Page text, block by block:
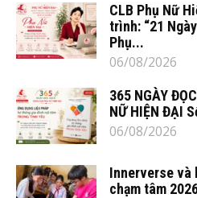
CLB Phụ Nữ
trình: “21
Phụ...
06/08/2026
365 NGÀY
NỮ HIỆN ĐẠI
06/08/2026
Innerverse và
chạm tâm